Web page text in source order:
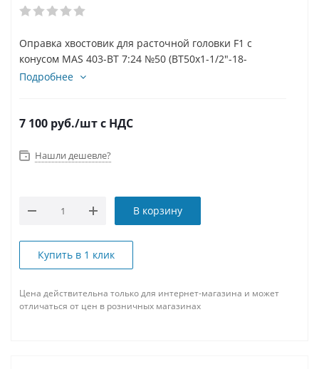
Оправка хвостовик для расточной головки F1 с
конусом MAS 403-BT 7:24 №50 (BT50x1-1/2"-18-
80) art.F1-BT50A
Подробнее
7 100 руб./штс НДС
Нашли дешевле?
В корзину
Купить в 1 клик
Цена действительна только для интернет-магазина и может
отличаться от цен в розничных магазинах